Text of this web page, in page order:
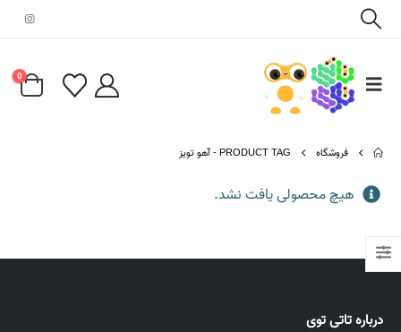
0
فروشگاه PRODUCT TAG - آهو تویز
هیچ محصولی یافت نشد.
درباره تاتی توی